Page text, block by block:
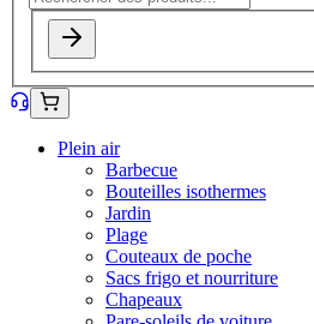
Plein air
Barbecue
Bouteilles isothermes
Jardin
Plage
Couteaux de poche
Sacs frigo et nourriture
Chapeaux